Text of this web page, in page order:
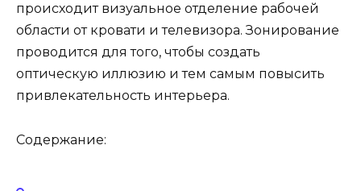
происходит визуальное отделение рабочей
области от кровати и телевизора. Зонирование
проводится для того, чтобы создать
оптическую иллюзию и тем самым повысить
привлекательность интерьера.
Содержание: